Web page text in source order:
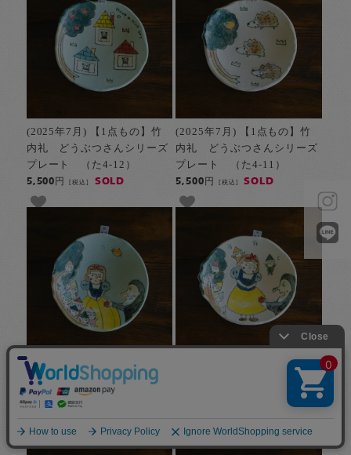
(2025年7月) 【1点もの】竹
内礼 どうぶつさんシリーズ
プレート （た4-12）
5,500円[税込] SOLD
(2025年7月) 【1点もの】竹
内礼 どうぶつさんシリーズ
プレート （た4-11）
5,500円 [税込] SOLD
(2025年7月) 【1点もの】竹
内礼 どうぶつさんシリーズ
プレート （た4-10）
(2025年7月) 【1点もの】竹
内礼 どうぶつさんシリーズ